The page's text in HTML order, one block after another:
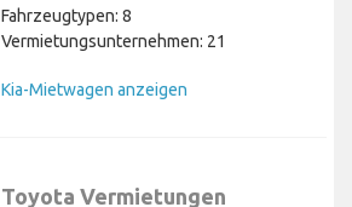
Fahrzeugtypen: 8
Vermietungsunternehmen: 21
Kia-Mietwagen anzeigen
Toyota Vermietungen